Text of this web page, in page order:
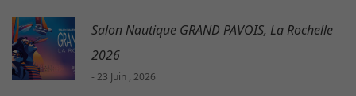
Salon Nautique GRAND PAVOIS, La Rochelle
2026
- 23 Juin , 2026